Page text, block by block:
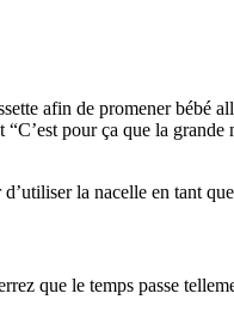
afin de promener bébé
pour ça que la
la nacelle en tant
que le temps passe